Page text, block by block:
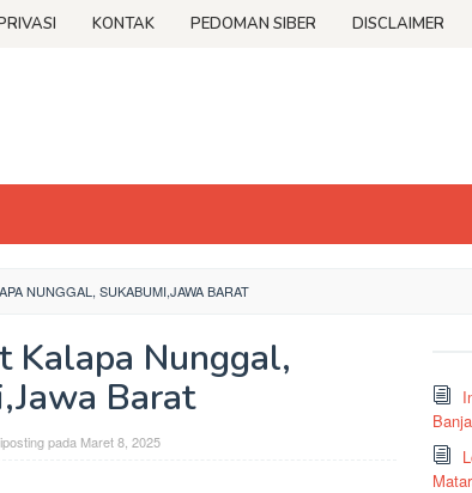
KONTAK PEDOMAN SIBER DISCLAIMER
NUNGGAL, SUKABUMI,JAWA BARAT
Kalapa Nunggal,
Barat
pada Maret 8, 2025